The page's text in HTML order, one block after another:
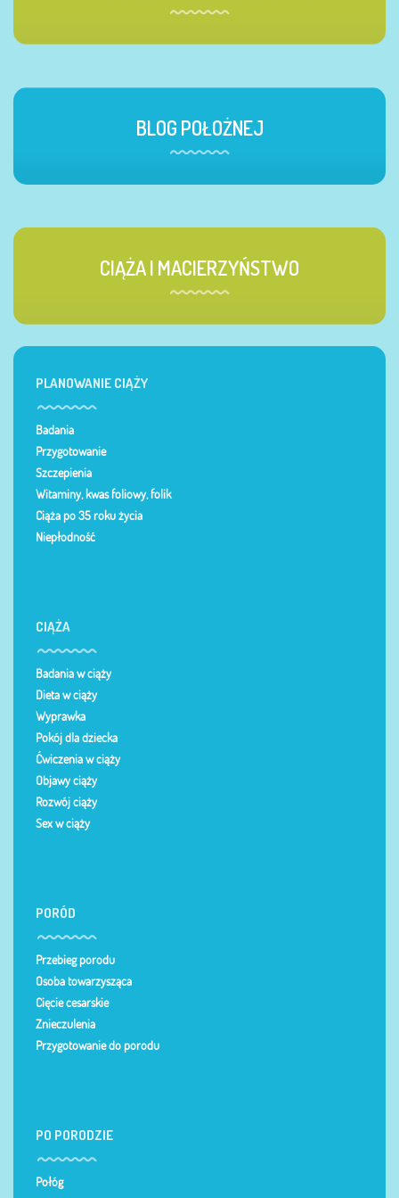
BLOG POŁOŻNEJ
CIĄŻA I MACIERZYŃSTWO
PLANOWANIE CIĄŻY
Badania
Przygotowanie
Szczepienia
Witaminy, kwas foliowy, folik
Ciąża po 35 roku życia
Niepłodność
CIĄŻA
Badania w ciąży
Dieta w ciąży
Wyprawka
Pokój dla dziecka
Ćwiczenia w ciąży
Objawy ciąży
Rozwój ciąży
Sex w ciąży
PORÓD
Przebieg porodu
Osoba towarzysząca
Cięcie cesarskie
Znieczulenia
Przygotowanie do porodu
PO PORODZIE
Połóg